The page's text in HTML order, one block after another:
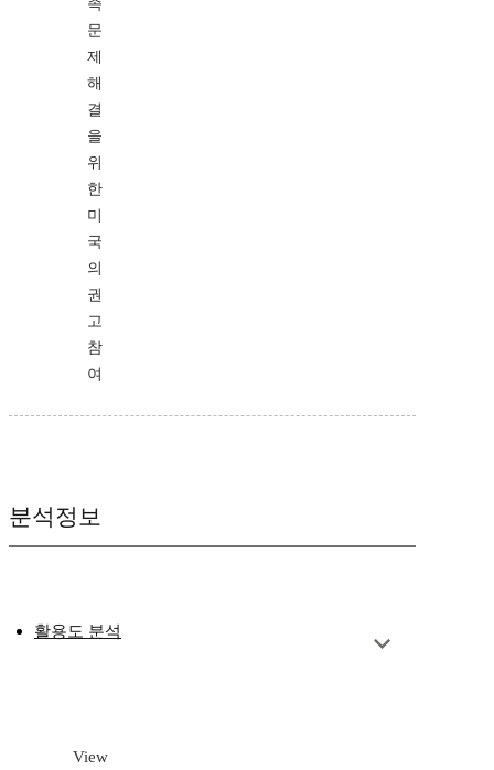
족
문
제
해
결
을
위
한
미
국
의
권
고
참
여
분석정보
활용도 분석
View